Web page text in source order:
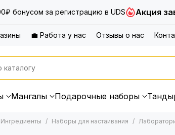
бонусом за регистрацию в UDS Акция
💼 Работа у нас Отзывы о нас
Мангалы Подарочные наборы
Ингредиенты Наборы для настаивания